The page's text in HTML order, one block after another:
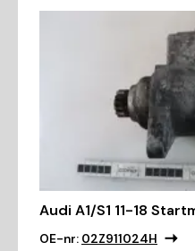
Audi A1/S1 11-18
OE-nr: 02Z911024H